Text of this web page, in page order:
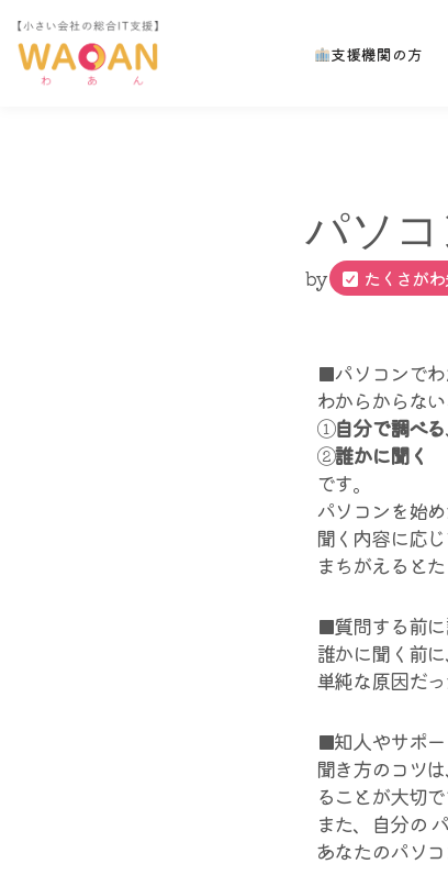
コ
支援機関の方
パソ
by たくさが
■パソコンで
わからからな
①自分で調べる
②誰かに聞く
です。
パソコンを始
聞く内容に応
まちがえると
■質問する前
誰かに聞く前
単純な原因だ
■知人やサポ
聞き方のコツ
ることが大切で
また、自分の
あなたのパソ